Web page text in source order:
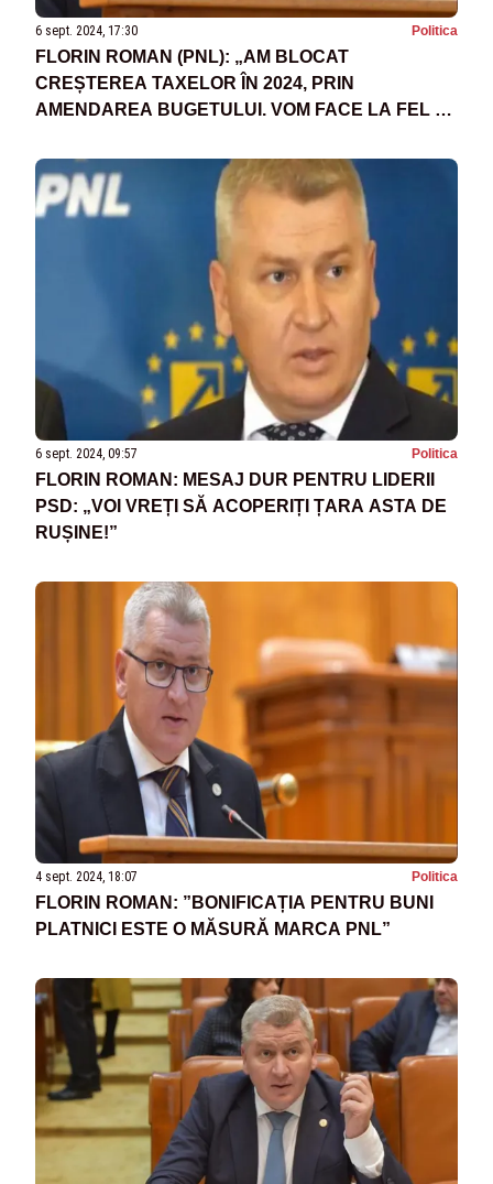
6 sept. 2024, 17:30 Politica
FLORIN ROMAN (PNL): „AM BLOCAT
CREȘTEREA TAXELOR ÎN 2024, PRIN
AMENDAREA BUGETULUI. VOM FACE LA FEL ȘI
6 sept. 2024, 09:57 Politica
FLORIN ROMAN: MESAJ DUR PENTRU LIDERII
PSD: „VOI VREȚI SĂ ACOPERIȚI ȚARA ASTA DE
RUȘINE!”
4 sept. 2024, 18:07 Politica
FLORIN ROMAN: ”BONIFICAȚIA PENTRU BUNI
PLATNICI ESTE O MĂSURĂ MARCA PNL”